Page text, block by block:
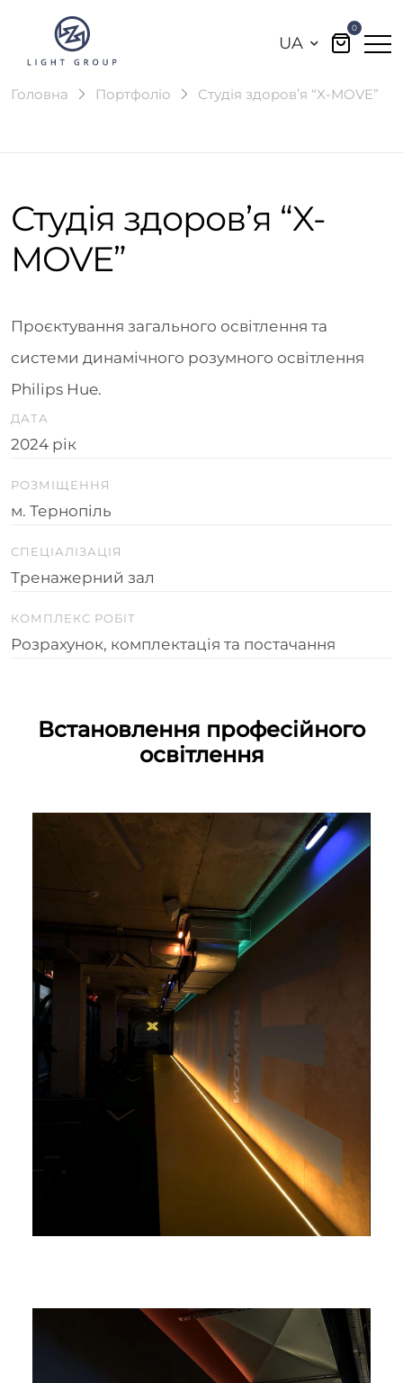
UA
0
Головна Портфоліо Студія здоров’я “X-MOVE”
Студія здоров’я “X-
MOVE”
Проєктування загального освітлення та
системи динамічного розумного освітлення
Philips Hue.
ДАТА
2024 рік
РОЗМІЩЕННЯ
м. Тернопіль
СПЕЦІАЛІЗАЦІЯ
Тренажерний зал
КОМПЛЕКС РОБІТ
Розрахунок, комплектація та постачання
Встановлення професійного
освітлення